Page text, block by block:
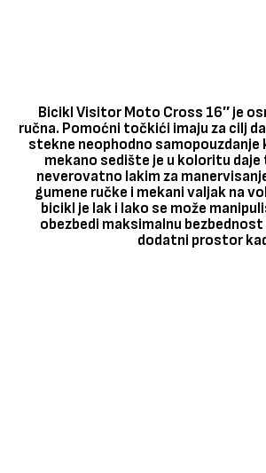
Bicikl Visitor Moto Cross 16″ je
ručna. Pomoćni točkići imaju za cilj
stekne neophodno
mekano sedište je u koloritu
neverovatno lakim za
gumene ručke i mekani valjak na
bicikl je lak i lako se može
obezbedi maksimalnu
dodatni prostor